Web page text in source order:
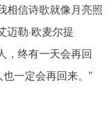
相信诗歌就像月亮照
迈勒·欧麦尔提
，终有一天会再回
一定会再回来。”